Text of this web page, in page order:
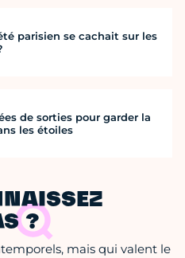
parisien se cachait sur les
de sorties pour garder la
les étoiles
?
mais qui valent le